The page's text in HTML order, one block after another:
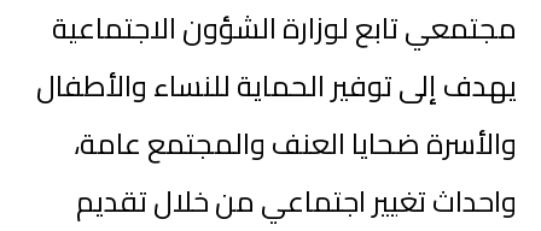
مجتمعي تابع لوزارة الشؤون الاجتماعية
يهدف إلى توفير الحماية للنساء والأطفال
والأسرة ضحايا العنف والمجتمع عامة،
واحداث تغيير اجتماعي من خلال تقديم